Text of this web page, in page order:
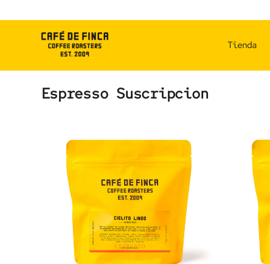
to
Tienda
Espresso Suscripcion